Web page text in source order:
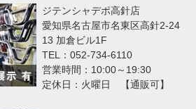
ジテンシャデポ高針店
愛知県名古屋市名東区高針2-24
13 加倉ビル1F
TEL：052-734-6110
営業時間：10:00～19:30
定休日：火曜日 【通販可】